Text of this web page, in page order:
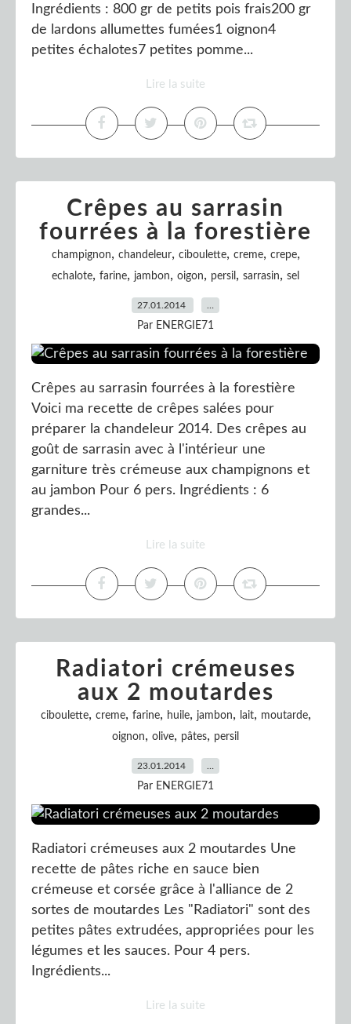
Ingrédients : 800 gr de petits pois frais200 gr
de lardons allumettes fumées1 oignon4
petites échalotes7 petites pomme...
Lire la suite
Crêpes au sarrasin
fourrées à la forestière
champignon, chandeleur, ciboulette, creme, crepe,
echalote, farine, jambon, oigon, persil , sarrasin, sel
27.01.2014
Par ENERGIE71
Crêpes au sarrasin fourrées à la forestière
Voici ma recette de crêpes salées pour
préparer la chandeleur 2014. Des crêpes au
goût de sarrasin avec à l'intérieur une
garniture très crémeuse aux champignons et
au jambon Pour 6 pers. Ingrédients : 6
grandes...
Lire la suite
Radiatori crémeuses
aux 2 moutardes
ciboulette, creme, farine, huile, jambon, lait, moutarde,
oignon, olive, pâtes, persil
23.01.2014
Par ENERGIE71
Radiatori crémeuses aux 2 moutardes Une
recette de pâtes riche en sauce bien
crémeuse et corsée grâce à l'alliance de 2
sortes de moutardes Les "Radiatori" sont des
petites pâtes extrudées, appropriées pour les
légumes et les sauces. Pour 4 pers.
Ingrédients...
Lire la suite